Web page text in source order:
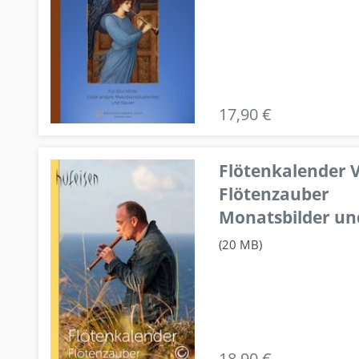
17,90 €
Flötenkalender
Flötenzauber
Monatsbilder
(20 MB)